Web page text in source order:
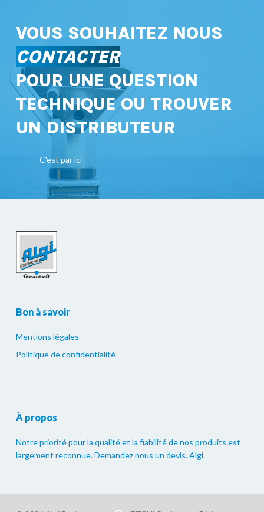
VOUS SOUHAITEZ NOUS
CONTACTER
POUR UNE QUESTION
TECHNIQUE OU TROUVER
UN DISTRIBUTEUR
C'est par ici
Bon à savoir
Mentions légales
Politique de confidentialité
À propos
Notre priorité pour la qualité et la fiabilité de nos produits est
largement reconnue. Demandez nous un devis. Algi.